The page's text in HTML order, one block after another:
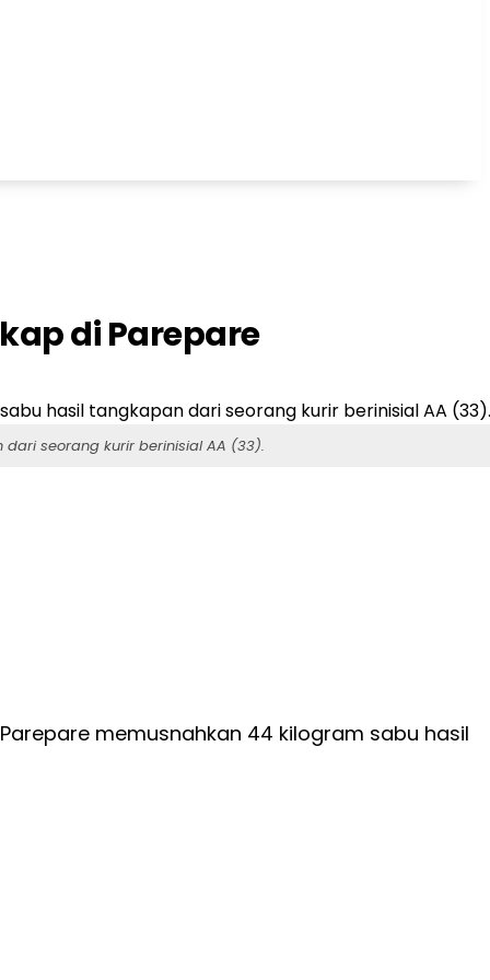
di Parepare
seorang kurir berinisial AA (33).
memusnahkan 44 kilogram sabu hasil